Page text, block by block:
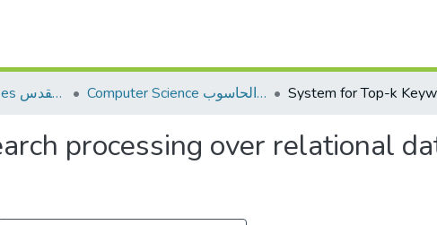
AQU Master Theses الرسائل الجامعية الخاصة بجامعة القدس Computer Science علم الحاسوب
processing over relational